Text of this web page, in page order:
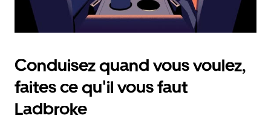
Conduisez quand vous voulez,
faites ce qu'il vous faut
Ladbroke